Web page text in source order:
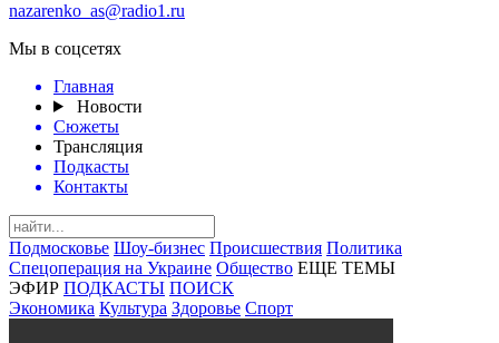
nazarenko_as@radio1.ru
Мы в соцсетях
Главная
Новости
Сюжеты
Трансляция
Подкасты
Контакты
Подмосковье Шоу-бизнес Происшествия Политика
Спецоперация на Украине Общество ЕЩЕ ТЕМЫ
ЭФИР ПОДКАСТЫ ПОИСК
Экономика Культура Здоровье Спорт